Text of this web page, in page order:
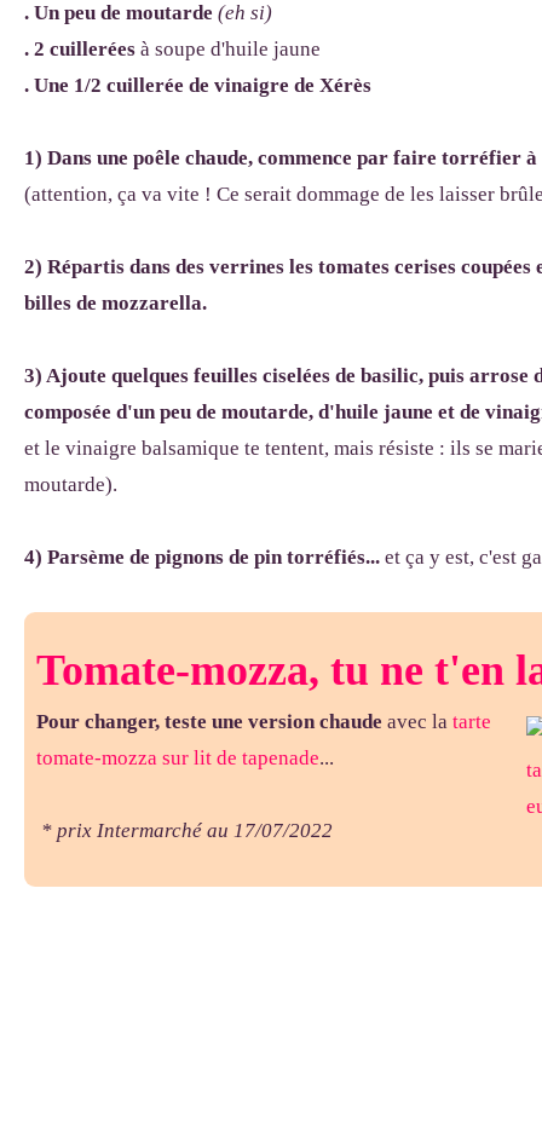
. Un peu de moutarde (eh si)
. 2 cuillerées à soupe d'huile jaune
. Une 1/2 cuillerée de vinaigre de Xérès
1) Dans une poêle chaude, commence par faire torréfier à
(attention, ça va vite ! Ce serait dommage de les laisser
2) Répartis dans des verrines les tomates cerises coupées
billes de mozzarella.
3) Ajoute quelques feuilles ciselées de basilic, puis arrose
composée d'un peu de moutarde, d'huile jaune et de
et le vinaigre balsamique te tentent, mais résiste : ils se
moutarde).
4) Parsème de pignons de pin torréfiés... et ça y est, c'est
Tomate-mozza, tu ne t'en
Pour changer, teste une version chaude avec la tarte
tomate-mozza sur lit de tapenade...
* prix Intermarché au 17/07/2022